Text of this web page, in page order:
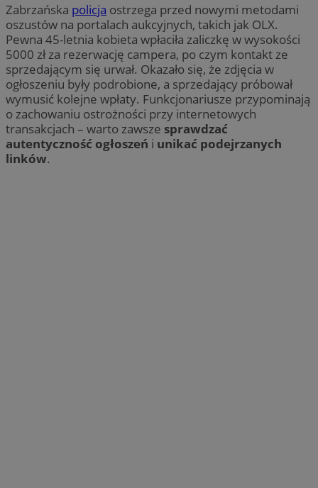
Zabrzańska policja ostrzega przed nowymi metodami
oszustów na portalach aukcyjnych, takich jak OLX.
Pewna 45-letnia kobieta wpłaciła zaliczkę w wysokości
5000 zł za rezerwację campera, po czym kontakt ze
sprzedającym się urwał. Okazało się, że zdjęcia w
ogłoszeniu były podrobione, a sprzedający próbował
wymusić kolejne wpłaty. Funkcjonariusze przypominają
o zachowaniu ostrożności przy internetowych
transakcjach – warto zawsze sprawdzać
autentyczność ogłoszeń i unikać podejrzanych
linków.